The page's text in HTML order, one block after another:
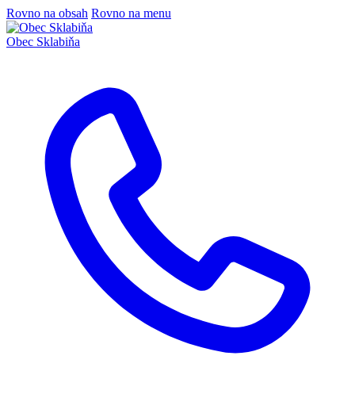
Rovno na obsah Rovno na menu
Obec Sklabiňa